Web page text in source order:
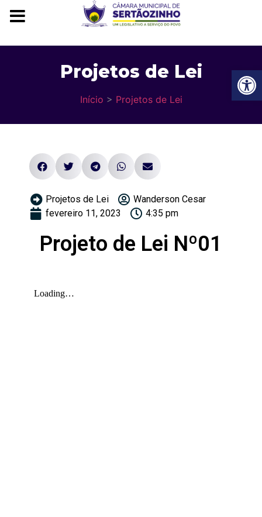
Projetos de Lei
Início > Projetos de Lei
Projetos de Lei
Wanderson Cesar
fevereiro 11, 2023
4:35 pm
Projeto de Lei Nº01